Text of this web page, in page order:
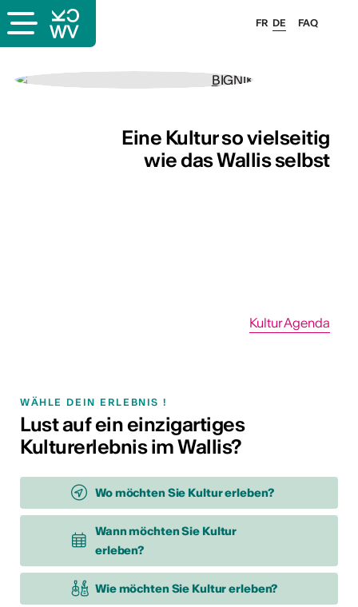
FAQ
FR DE
Eine Kultur so vielseitig
wie das Wallis selbst
Kultur Agenda
Eine Kultur so vielseitig
wie das Wallis selbst
WÄHLE DEIN ERLEBNIS !
Lust auf ein einzigartiges
Kulturerlebnis im Wallis?
Wo möchten Sie Kultur erleben?
Wann möchten Sie Kultur
erleben?
Wie möchten Sie Kultur erleben?